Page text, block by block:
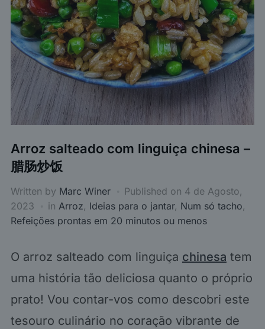
Arroz salteado com linguiça chinesa –
腊肠炒饭
Written by Marc Winer Published on 4 de Agosto,
2023
in Arroz, Ideias para o jantar, Num só tacho,
Refeições prontas em 20 minutos ou menos
O arroz salteado com linguiça chinesa tem
uma história tão deliciosa quanto o próprio
prato! Vou contar-vos como descobri este
tesouro culinário no coração vibrante de